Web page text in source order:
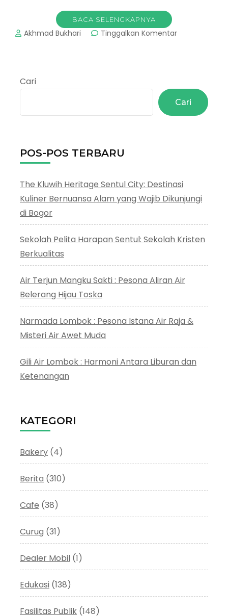
BACA SELENGKAPNYA
Akhmad Bukhari Tinggalkan Komentarpada
Alam
Murah
Di
Cari
Cari
POS-POS TERBARU
The Kluwih Heritage Sentul City: Destinasi
Kuliner Bernuansa Alam yang Wajib Dikunjungi
di Bogor
Sekolah Pelita Harapan Sentul: Sekolah Kristen
Berkualitas
Air Terjun Mangku Sakti : Pesona Aliran Air
Belerang Hijau Toska
Narmada Lombok : Pesona Istana Air Raja &
Misteri Air Awet Muda
Gili Air Lombok : Harmoni Antara Liburan dan
Ketenangan
KATEGORI
Bakery (4)
Berita (310)
Cafe (38)
Curug (31)
Dealer Mobil (1)
Edukasi (138)
Fasilitas Publik (148)